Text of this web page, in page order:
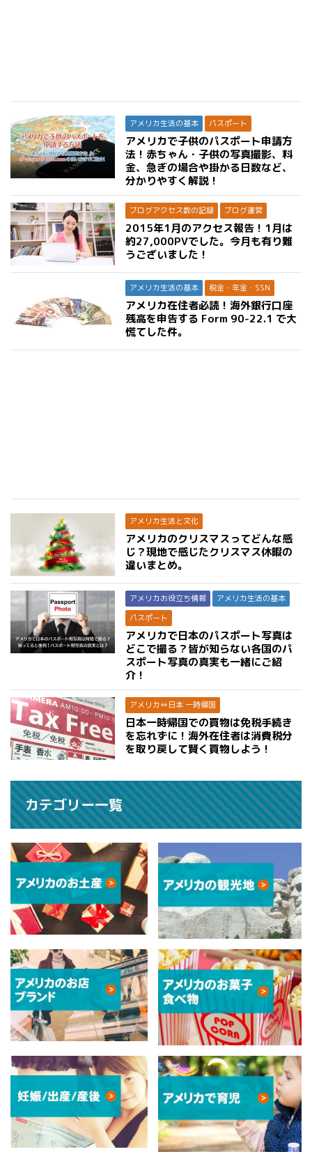
アメリカ生活の基本 パスポート
アメリカで子供のパスポート申請方
法！赤ちゃん・子供の写真撮影、料
金、急ぎの場合や掛かる日数など、
分かりやすく解説！
ブログアクセス数の記録 ブログ運営
2015年1月のアクセス報告！1月は
約27,000PVでした。今月も有り難
うございました！
アメリカ生活の基本 税金・年金・SSN
アメリカ在住者必読！海外銀行口座
残高を申告する Form 90-22.1 で大
慌てした件。
アメリカ生活と文化
アメリカのクリスマスってどんな感
じ？現地で感じたクリスマス休暇の
違いまとめ。
アメリカお役立ち情報
アメリカ生活の基本
パスポート
アメリカで日本のパスポート写真は
どこで撮る？皆が知らない各国のパ
スポート写真の真実も一緒にご紹
介！
アメリカ⇔日本 一時帰国
日本一時帰国での買物は免税手続き
を忘れずに！海外在住者は消費税分
を取り戻して賢く買物しよう！
カテゴリー一覧